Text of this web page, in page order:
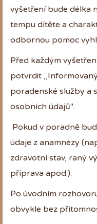
vyšetření bude délka
tempu dítěte a
odbornou pomoc
Před každým
potvrdit
poradenské služby a
osobních údajů".
Pokud v poradně
údaje z anamnézy
zdravotní stav, raný
příprava apod.).
Po úvodním
obvykle bez